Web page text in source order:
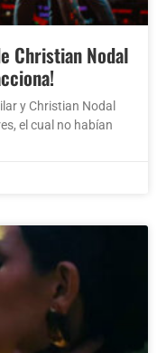
Christian Nodal
y Christian Nodal
el cual no habían